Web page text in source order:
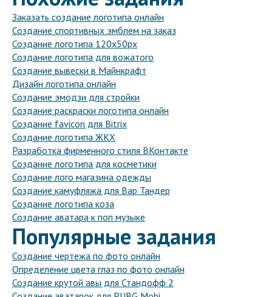
Заказать создание логотипа онлайн
Создание спортивных эмблем на заказ
Создание логотипа 120x50px
Создание логотипа для вожатого
Создание вывески в Майнкрафт
Дизайн логотипа онлайн
Создание эмодзи для стройки
Создание раскраски логотипа онлайн
Создание favicon для Bitrix
Создание логотипа ЖКХ
Разработка фирменного стиля ВКонтакте
Создание логотипа для косметики
Создание лого магазина одежды
Создание камуфляжа для Вар Тандер
Создание логотипа коза
Создание аватара к поп музыке
Популярные задания
Создание чертежа по фото онлайн
Определение цвета глаз по фото онлайн
Создание крутой авы для Стандофф 2